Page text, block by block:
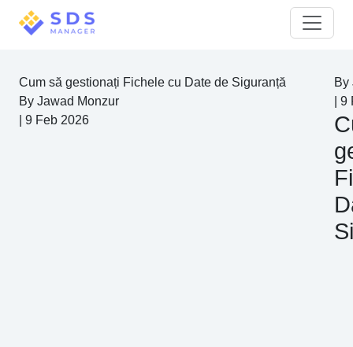
Cum să gestionați Fichele cu Date de Siguranță
By Jawad Monzur
9 Feb 2026
By
9